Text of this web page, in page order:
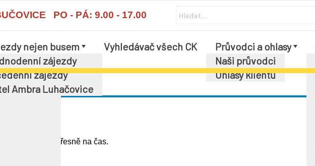
PO - PÁ: 9.00 - 17.00
nejen busem
zájezdy
zájezdy
Ambra Luhačovice
Vyhledávač všech CK
Průvodci a ohlasy
Naši průvodci
Ohlasy klientů
Douděra
letišti proběhl přesně na čas.